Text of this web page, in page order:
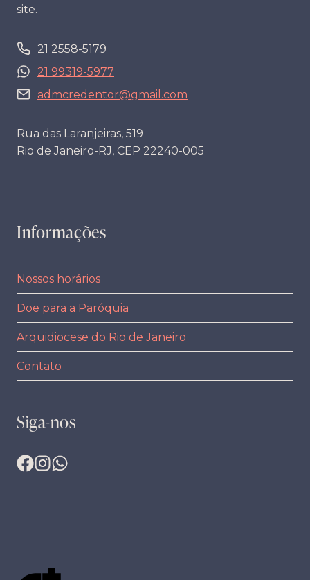
site.
21 2558-5179
21 99319-5977
admcredentor@gmail.com
Rua das Laranjeiras, 519
Rio de Janeiro-RJ, CEP 22240-005
Informações
Nossos horários
Doe para a Paróquia
Arquidiocese do Rio de Janeiro
Contato
Siga-nos